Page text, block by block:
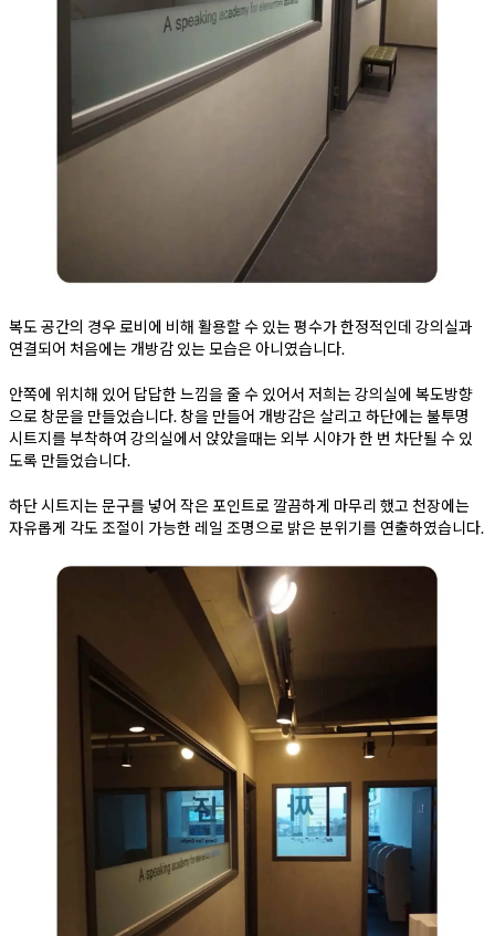
복도 공간의 경우 로비에 비해 활용할 수 있는 평수가 한정적인데 강의실과
연결되어 처음에는 개방감 있는 모습은 아니였습니다.
안쪽에 위치해 있어 답답한 느낌을 줄 수 있어서 저희는 강의실에 복도방향
으로 창문을 만들었습니다. 창을 만들어 개방감은 살리고 하단에는 불투명
시트지를 부착하여 강의실에서 앉았을때는 외부 시야가 한 번 차단될 수 있
도록 만들었습니다.
하단 시트지는 문구를 넣어 작은 포인트로 깔끔하게 마무리 했고 천장에는
자유롭게 각도 조절이 가능한 레일 조명으로 밝은 분위기를 연출하였습니다.